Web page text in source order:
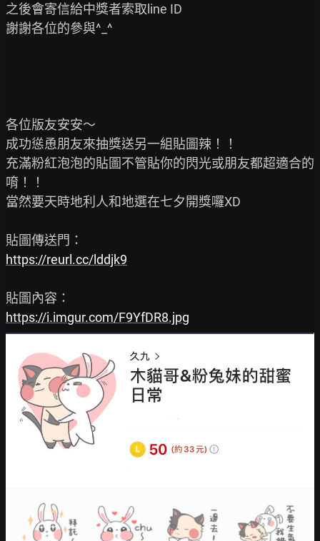
之後會寄信給中獎者索取line ID
謝謝各位的參與^_^
各位版友安安～
成功慫恿朋友來抽獎送另一組貼圖辣！！
充滿粉紅泡泡的貼圖不管貼你的閃光或朋友都超適合的
唷！！
當然要天時地利人和地選在七夕開獎囉XD
https://reurl.cc/lddjk9
https://i.imgur.com/F9YfDR8.jpg